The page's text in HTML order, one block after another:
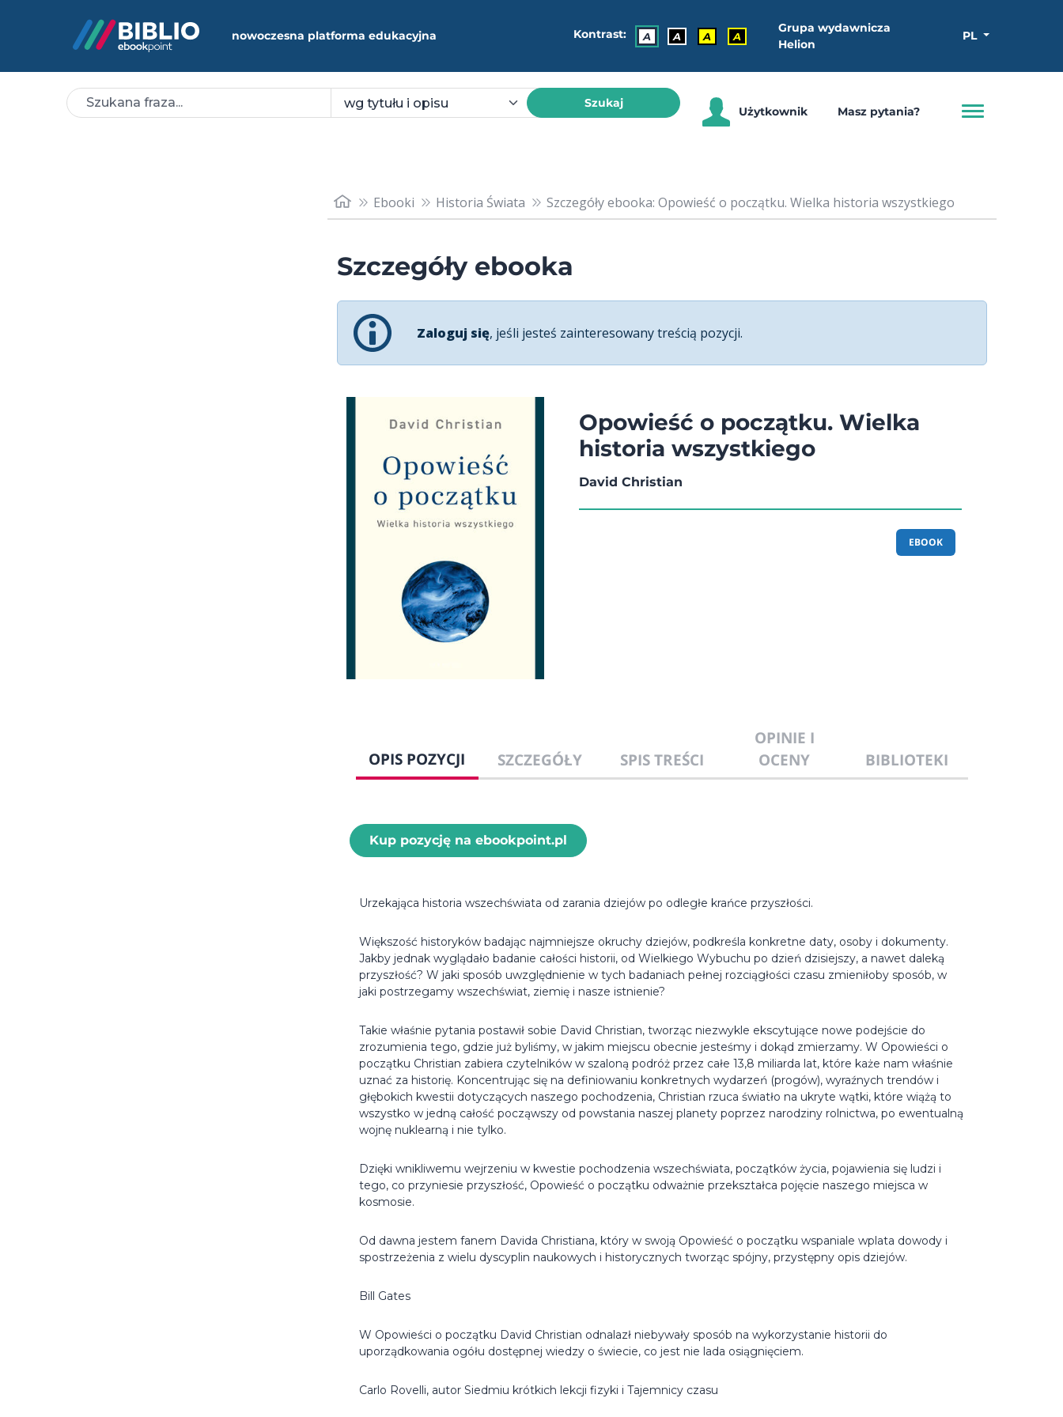
nowoczesna platforma edukacyjna Kontrast: A A A A
Grupa wydawnicza
Helion
PL
Szukaj
Użytkownik Masz pytania?
Ebooki Historia Świata Szczegóły ebooka: Opowieść o początku. Wielka historia wszystkiego
Szczegóły ebooka
Zaloguj się, jeśli jesteś zainteresowany treścią pozycji.
Opowieść o początku. Wielka
historia wszystkiego
David Christian
EBOOK
OPIS POZYCJI SZCZEGÓŁY SPIS TREŚCI
OPINIE I
OCENY
BIBLIOTEKI
Kup pozycję na ebookpoint.pl
Urzekająca historia wszechświata od zarania dziejów po odległe krańce przyszłości.
Większość historyków badając najmniejsze okruchy dziejów, podkreśla konkretne daty, osoby i dokumenty.
Jakby jednak wyglądało badanie całości historii, od Wielkiego Wybuchu po dzień dzisiejszy, a nawet daleką
przyszłość? W jaki sposób uwzględnienie w tych badaniach pełnej rozciągłości czasu zmieniłoby sposób, w
jaki postrzegamy wszechświat, ziemię i nasze istnienie?
Takie właśnie pytania postawił sobie David Christian, tworząc niezwykle ekscytujące nowe podejście do
zrozumienia tego, gdzie już byliśmy, w jakim miejscu obecnie jesteśmy i dokąd zmierzamy. W Opowieści o
początku Christian zabiera czytelników w szaloną podróż przez całe 13,8 miliarda lat, które każe nam właśnie
uznać za historię. Koncentrując się na definiowaniu konkretnych wydarzeń (progów), wyraźnych trendów i
głębokich kwestii dotyczących naszego pochodzenia, Christian rzuca światło na ukryte wątki, które wiążą to
wszystko w jedną całość począwszy od powstania naszej planety poprzez narodziny rolnictwa, po ewentualną
wojnę nuklearną i nie tylko.
Dzięki wnikliwemu wejrzeniu w kwestie pochodzenia wszechświata, początków życia, pojawienia się ludzi i
tego, co przyniesie przyszłość, Opowieść o początku odważnie przekształca pojęcie naszego miejsca w
kosmosie.
Od dawna jestem fanem Davida Christiana, który w swoją Opowieść o początku wspaniale wplata dowody i
spostrzeżenia z wielu dyscyplin naukowych i historycznych tworząc spójny, przystępny opis dziejów.
Bill Gates
W Opowieści o początku David Christian odnalazł niebywały sposób na wykorzystanie historii do
uporządkowania ogółu dostępnej wiedzy o świecie, co jest nie lada osiągnięciem.
Carlo Rovelli, autor Siedmiu krótkich lekcji fizyki i Tajemnicy czasu